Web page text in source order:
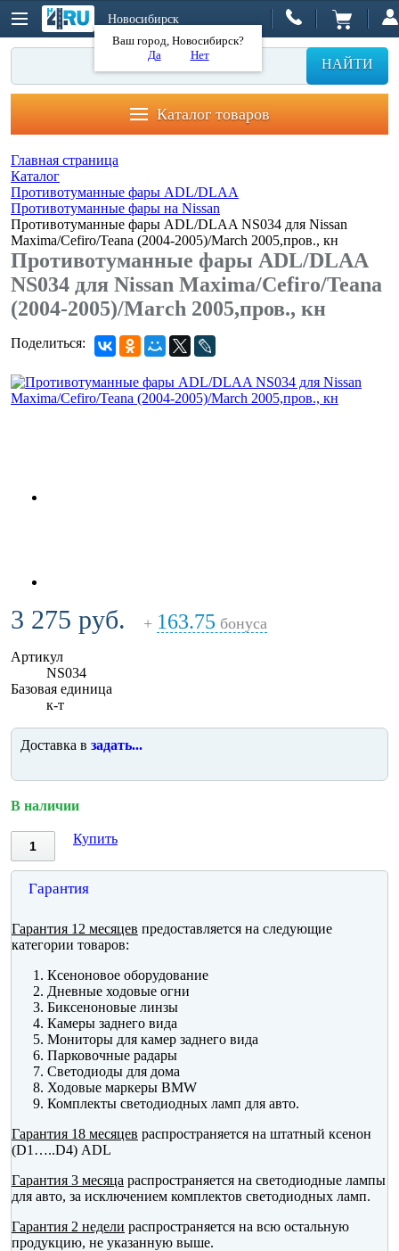
Новосибирск
Ваш город, Новосибирск?
Да
Нет
НАЙТИ
Каталог товаров
Главная страница
Каталог
Противотуманные фары ADL/DLAA
Противотуманные фары на Nissan
Противотуманные фары ADL/DLAA NS034 для Nissan
Maxima/Cefiro/Teana (2004-2005)/March 2005,пров., кн
Противотуманные фары ADL/DLAA
NS034 для Nissan Maxima/Cefiro/Teana
(2004-2005)/March 2005,пров., кн
Поделиться:
3 275 руб. + 163.75 бонуса
Артикул
NS034
Базовая единица
к-т
Доставка в задать...
В наличии
Купить
Гарантия
Гарантия 12 месяцев предоставляется на следующие
категории товаров:
Ксеноновое оборудование
Дневные ходовые огни
Биксеноновые линзы
Камеры заднего вида
Мониторы для камер заднего вида
Парковочные радары
Светодиоды для дома
Ходовые маркеры BMW
Комплекты светодиодных ламп для авто.
Гарантия 18 месяцев распространяется на штатный ксенон
(D1…..D4) ADL
Гарантия 3 месяца распространяется на светодиодные лампы
для авто, за исключением комплектов светодиодных ламп.
Гарантия 2 недели распространяется на всю остальную
продукцию, не указанную выше.